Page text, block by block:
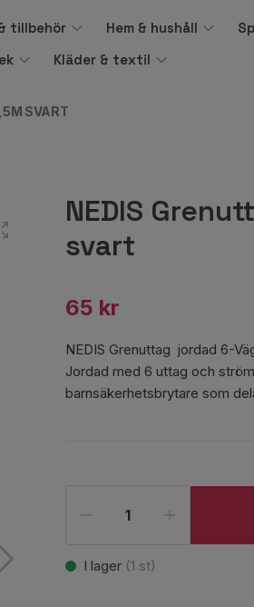
tillbehör Hem & hushåll
Kläder & textil
SVART
NEDIS
svart
65 kr
NEDIS Grenuttag jordad 6-
Jordad med 6 uttag och
barnsäkerhetsbrytare som
I lager (1 st)